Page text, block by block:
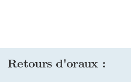
Retours d'oraux :